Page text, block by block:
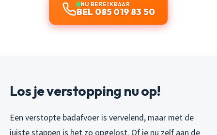
NU BEREIKBAAR
BEL 085 019 83 50
Los je verstopping nu op!
Een verstopte badafvoer is vervelend, maar met de